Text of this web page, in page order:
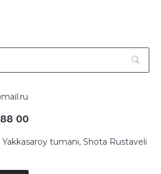
00
tumani, Shota Rustaveli